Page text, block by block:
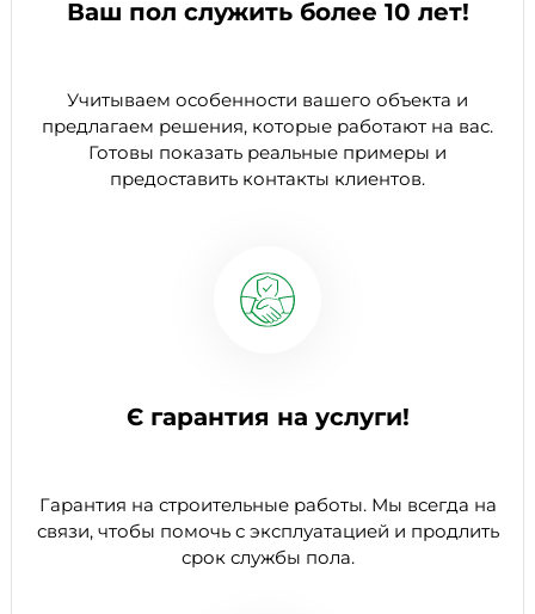
Ваш пол служить более 10 лет!
Учитываем особенности вашего объекта и
предлагаем решения, которые работают на вас.
Готовы показать реальные примеры и
предоставить контакты клиентов.
Є гарантия на услуги!
Гарантия на строительные работы. Мы всегда на
связи, чтобы помочь с эксплуатацией и продлить
срок службы пола.